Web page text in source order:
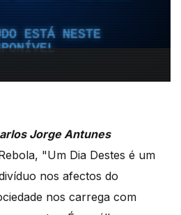
Jorge Antunes
"Um Dia Destes é um
nos afectos do
nos carrega com